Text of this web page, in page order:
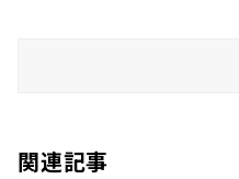
関連記事